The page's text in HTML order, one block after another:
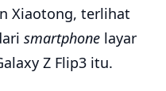
Xiaotong, terlihat
smartphone layar
Z Flip3 itu.